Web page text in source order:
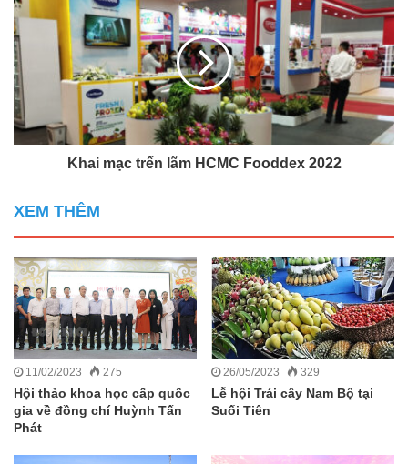
Khai mạc trển lãm HCMC Fooddex 2022
XEM THÊM
11/02/2023 275
Hội thảo khoa học cấp quốc
gia về đồng chí Huỳnh Tấn
Phát
26/05/2023 329
Lễ hội Trái cây Nam Bộ tại
Suối Tiên